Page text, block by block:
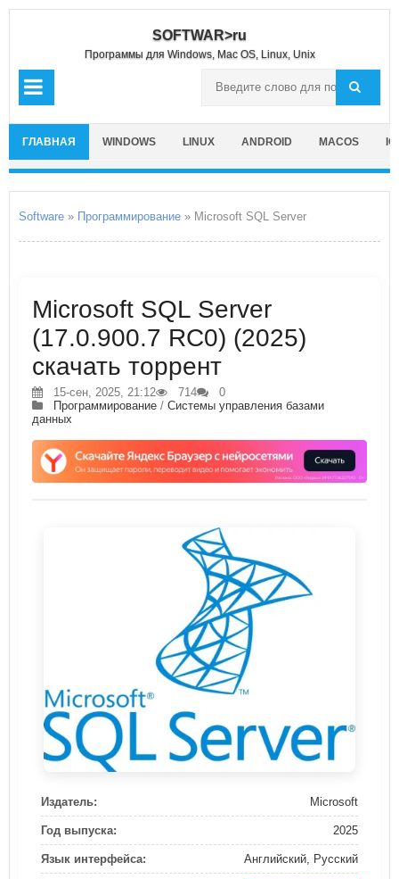
SOFTWAR>ru
Программы для Windows, Mac OS, Linux, Unix
ГЛАВНАЯ WINDOWS LINUX ANDROID MACOS
Software » Программирование » Microsoft SQL Server
Microsoft SQL Server
(17.0.900.7 RC0) (2025)
скачать торрент
15-сен, 2025, 21:12 714
0
Программирование / Системы управления базами
данных
Издатель: Microsoft
Год выпуска: 2025
Язык интерфейса: Английский, Русский